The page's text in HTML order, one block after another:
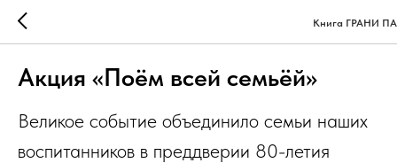
Книга ГРАНИ
Акция «Поём всей семьёй»
Великое событие объединило семьи наших
воспитанников в преддверии 80-летия